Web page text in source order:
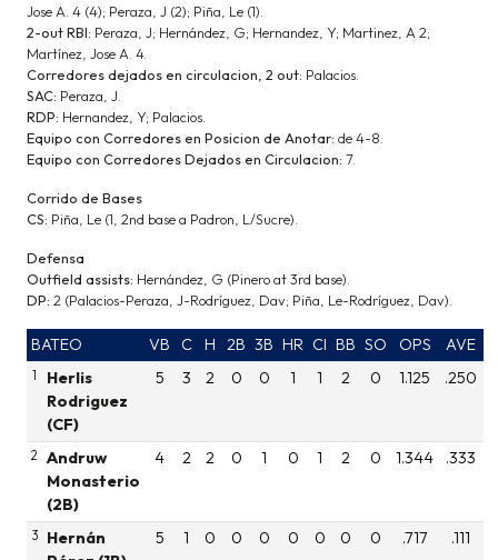
Jose A. 4 (4); Peraza, J (2); Piña, Le (1).
2-out RBI: Peraza, J; Hernández, G; Hernandez, Y; Martinez, A 2;
Martínez, Jose A. 4.
Corredores dejados en circulacion, 2 out: Palacios.
SAC: Peraza, J.
RDP: Hernandez, Y; Palacios.
Equipo con Corredores en Posicion de Anotar: de 4-8.
Equipo con Corredores Dejados en Circulacion: 7.
Corrido de Bases
CS: Piña, Le (1, 2nd base a Padron, L/Sucre).
Defensa
Outfield assists: Hernández, G (Pinero at 3rd base).
DP: 2 (Palacios-Peraza, J-Rodríguez, Dav; Piña, Le-Rodríguez, Dav).
BATEO VB C H 2B 3B HR CI BB SO OPS AVE
1
Herlis
Rodriguez
(CF)
5 3 2 0 0 1 1 2 0 1.125 .250
2
Andruw
Monasterio
(2B)
4 2 2 0 1 0 1 2 0 1.344 .333
3
Hernán
5 1 0 0 0 0 0 0 0 .717 .111